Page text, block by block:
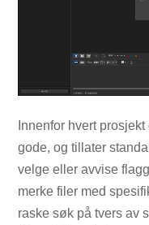
Innenfor hvert
gode, og tillater
velge eller avvise
merke filer med
raske søk på tvers av